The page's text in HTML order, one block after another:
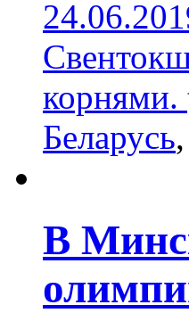
корнями.
Беларусь,
В